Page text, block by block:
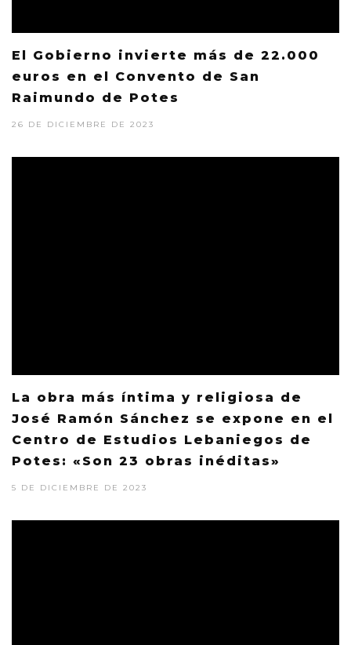
El Gobierno invierte más de 22.000
euros en el Convento de San
Raimundo de Potes
26 DE DICIEMBRE DE 2023
La obra más íntima y religiosa de
José Ramón Sánchez se expone en el
Centro de Estudios Lebaniegos de
Potes: «Son 23 obras inéditas»
5 DE DICIEMBRE DE 2023